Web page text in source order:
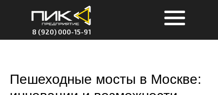
8 (920) 000-15-91
Пешеходные мосты в Москве: